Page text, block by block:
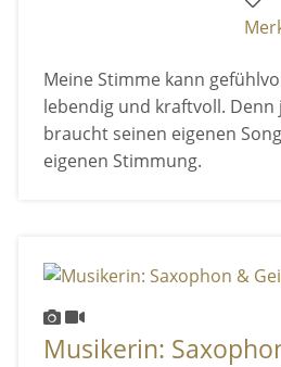
Meine Stimme kann
lebendig und kraftvoll.
braucht seinen eigenen
eigenen Stimmung.
Musikerin: